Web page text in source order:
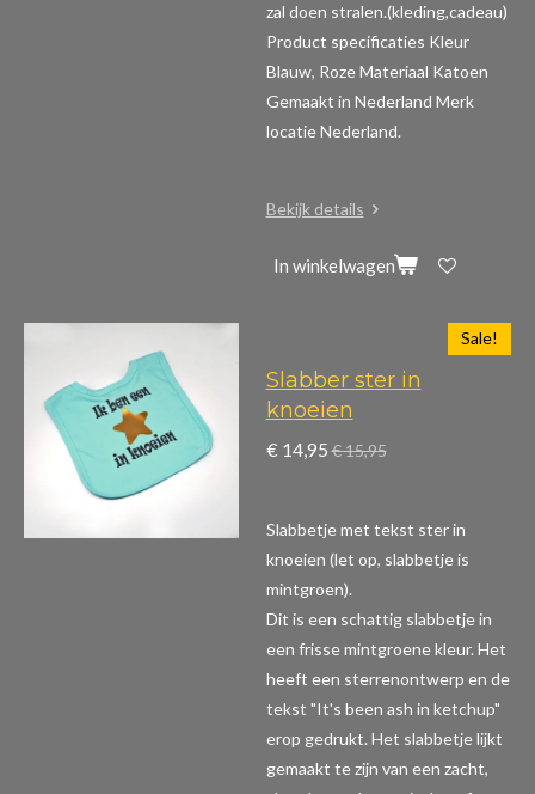
zal doen stralen.(kleding,cadeau)
Product specificaties Kleur
Blauw, Roze Materiaal Katoen
Gemaakt in Nederland Merk
locatie Nederland.
Bekijk details
In winkelwagen
Sale!
Slabber ster in
knoeien
€ 14,95 € 15,95
Slabbetje met tekst ster in
knoeien (let op, slabbetje is
mintgroen).
Dit is een schattig slabbetje in
een frisse mintgroene kleur. Het
heeft een sterrenontwerp en de
tekst "It's been ash in ketchup"
erop gedrukt. Het slabbetje lijkt
gemaakt te zijn van een zacht,